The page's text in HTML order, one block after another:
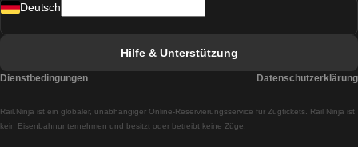
Züge von Lissabon nach Braga
Rail.Ninja ist ein globaler, unabhängiger Online-Reservierungsservice für Zugtickets. Rail Ninja ist
kein Eisenbahnunternehmen und besitzt oder betreibt keine Züge.
Deutsch
Hilfe & Unterstützung
Dienstbedingungen Datenschutzerklärung